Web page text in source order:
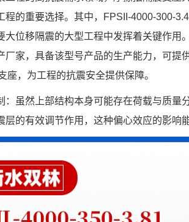
程的重要选择。其中，FPSII-4000-300-
大位移隔震的大型工程中发挥着关键作用
厂家，具备该型号产品的生产能力，可提
座，为工程的抗震安全提供保障。
：虽然上部结构本身可能存在荷载与质量
层的有效调节作用，这种偏心效应的影响